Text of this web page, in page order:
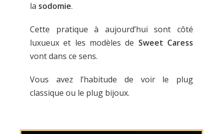
la sodomie.
Cette pratique à aujourd’hui sont côté
luxueux et les modèles de Sweet Caress
vont dans ce sens.
Vous avez l’habitude de voir le plug
classique ou le plug bijoux.